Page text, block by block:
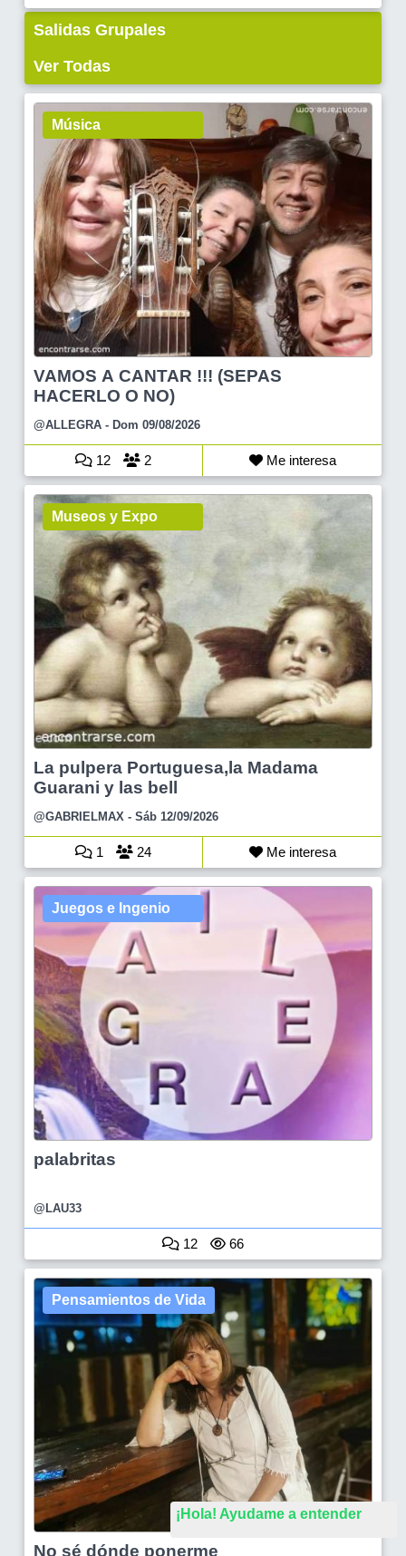
¡Hola! Ayudame a entender
Salidas Grupales
Ver Todas
Música
VAMOS A CANTAR !!! (SEPAS
HACERLO O NO)
@ALLEGRA - Dom 09/08/2026
12 2 Me interesa
Museos y Expo
La pulpera Portuguesa,la Madama
Guarani y las bell
@GABRIELMAX - Sáb 12/09/2026
1 24 Me interesa
Juegos e Ingenio
palabritas
@LAU33
12 66
Pensamientos de Vida
No sé dónde ponerme